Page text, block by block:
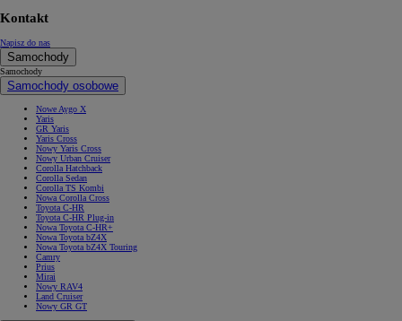
Kontakt
Napisz do nas
Samochody
Samochody
Samochody osobowe
Nowe Aygo X
Yaris
GR Yaris
Yaris Cross
Nowy Yaris Cross
Nowy Urban Cruiser
Corolla Hatchback
Corolla Sedan
Corolla TS Kombi
Nowa Corolla Cross
Toyota C-HR
Toyota C-HR Plug-in
Nowa Toyota C-HR+
Nowa Toyota bZ4X
Nowa Toyota bZ4X Touring
Camry
Prius
Mirai
Nowy RAV4
Land Cruiser
Nowy GR GT